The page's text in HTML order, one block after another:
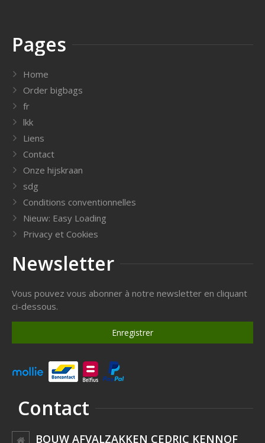
Pages
Home
Order bigbags
fr
lkk
Liens
Contact
Onze hijskraan
sdg
Conditions conventionnelles
Nieuw: Easy Loading
Privacy et Cookies
Newsletter
Vous pouvez vous abonner à notre newsletter en cliquant
ci-dessous.
Enregistrer
Contact
BOUW AFVALZAKKEN CEDRIC KENNOF